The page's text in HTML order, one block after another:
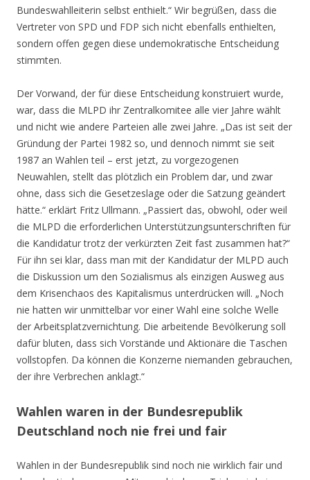
Bundeswahlleiterin selbst enthielt.“ Wir begrüßen, dass die
Vertreter von SPD und FDP sich nicht ebenfalls enthielten,
sondern offen gegen diese undemokratische Entscheidung
stimmten.
Der Vorwand, der für diese Entscheidung konstruiert wurde,
war, dass die MLPD ihr Zentralkomitee alle vier Jahre wählt
und nicht wie andere Parteien alle zwei Jahre. „Das ist seit der
Gründung der Partei 1982 so, und dennoch nimmt sie seit
1987 an Wahlen teil – erst jetzt, zu vorgezogenen
Neuwahlen, stellt das plötzlich ein Problem dar, und zwar
ohne, dass sich die Gesetzeslage oder die Satzung geändert
hätte.“ erklärt Fritz Ullmann. „Passiert das, obwohl, oder weil
die MLPD die erforderlichen Unterstützungsunterschriften für
die Kandidatur trotz der verkürzten Zeit fast zusammen hat?“
Für ihn sei klar, dass man mit der Kandidatur der MLPD auch
die Diskussion um den Sozialismus als einzigen Ausweg aus
dem Krisenchaos des Kapitalismus unterdrücken will. „Noch
nie hatten wir unmittelbar vor einer Wahl eine solche Welle
der Arbeitsplatzvernichtung. Die arbeitende Bevölkerung soll
dafür bluten, dass sich Vorstände und Aktionäre die Taschen
vollstopfen. Da können die Konzerne niemanden gebrauchen,
der ihre Verbrechen anklagt.“
Wahlen waren in der Bundesrepublik
Deutschland noch nie frei und fair
Wahlen in der Bundesrepublik sind noch nie wirklich fair und